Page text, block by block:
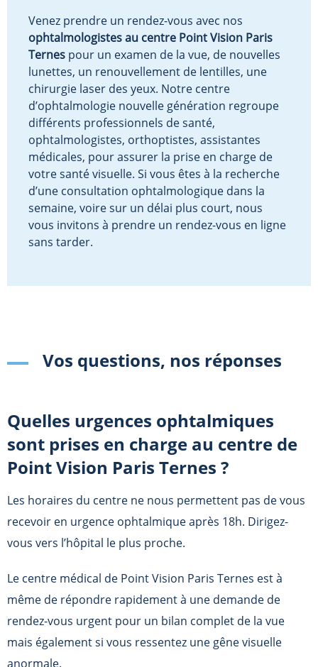
Venez prendre un rendez-vous avec nos
ophtalmologistes au centre Point Vision Paris
Ternes pour un examen de la vue, de nouvelles
lunettes, un renouvellement de lentilles, une
chirurgie laser des yeux. Notre centre
d’ophtalmologie nouvelle génération regroupe
différents professionnels de santé,
ophtalmologistes, orthoptistes, assistantes
médicales, pour assurer la prise en charge de
votre santé visuelle. Si vous êtes à la recherche
d’une consultation ophtalmologique dans la
semaine, voire sur un délai plus court, nous
vous invitons à prendre un rendez-vous en ligne
sans tarder.
Vos questions, nos réponses
Quelles urgences ophtalmiques
sont prises en charge au centre de
Point Vision Paris Ternes ?
Les horaires du centre ne nous permettent pas de vous
recevoir en urgence ophtalmique après 18h. Dirigez-
vous vers l’hôpital le plus proche.
Le centre médical de Point Vision Paris Ternes est à
même de répondre rapidement à une demande de
rendez-vous urgent pour un bilan complet de la vue
mais également si vous ressentez une gêne visuelle
anormale.